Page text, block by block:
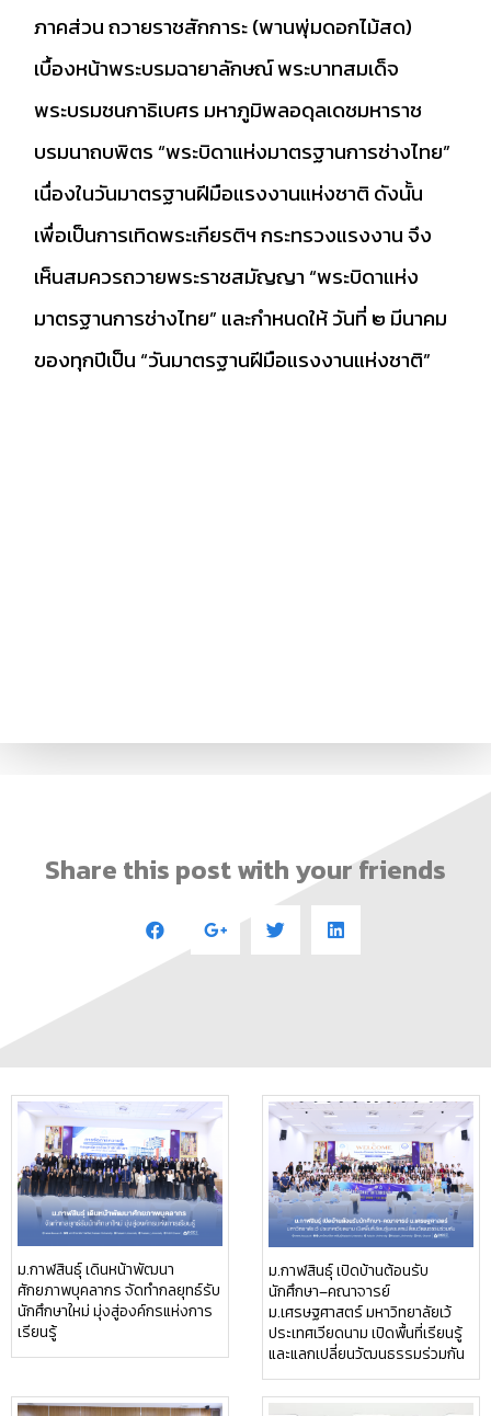
ภาคส่วน ถวายราชสักการะ (พานพุ่มดอกไม้สด)
เบื้องหน้าพระบรมฉายาลักษณ์ พระบาทสมเด็จ
พระบรมชนกาธิเบศร มหาภูมิพลอดุลเดชมหาราช
บรมนาถบพิตร “พระบิดาแห่งมาตรฐานการช่างไทย”
เนื่องในวันมาตรฐานฝีมือแรงงานแห่งชาติ ดังนั้น
เพื่อเป็นการเทิดพระเกียรติฯ กระทรวงแรงงาน จึง
เห็นสมควรถวายพระราชสมัญญา “พระบิดาแห่ง
มาตรฐานการช่างไทย” และกำหนดให้ วันที่ ๒ มีนาคม
ของทุกปีเป็น “วันมาตรฐานฝีมือแรงงานแห่งชาติ”
Share this post with your friends
ม.กาฬสินธุ์ เดินหน้าพัฒนา
ศักยภาพบุคลากร จัดทำกลยุทธ์รับ
นักศึกษาใหม่ มุ่งสู่องค์กรแห่งการ
เรียนรู้
ม.กาฬสินธุ์ เปิดบ้านต้อนรับ
นักศึกษา–คณาจารย์
ม.เศรษฐศาสตร์ มหาวิทยาลัยเว้
ประเทศเวียดนาม เปิดพื้นที่เรียนรู้
และแลกเปลี่ยนวัฒนธรรมร่วมกัน